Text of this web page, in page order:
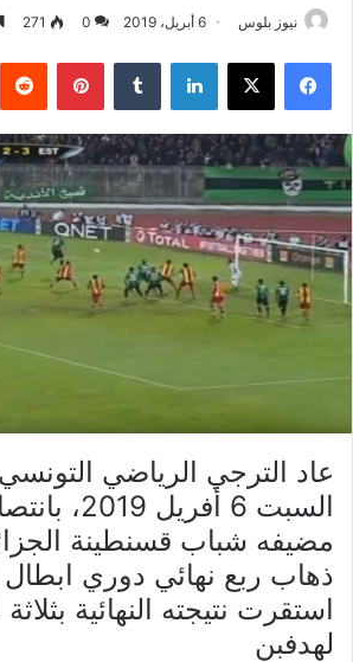
نيوز بلوس 6 أبريل، 2019 0
271
فيسبوك X لينكدإن بينتيريست
عاد الترجي الرياضي
السبت 6
مضيفه شباب قسنطينة
ذهاب ربع نهائي دوري ابطال
استقرت نتيجته النهائية
لهدفبن